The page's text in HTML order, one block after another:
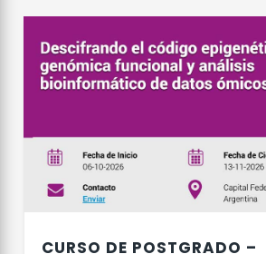
CURSO DE POSTGRADO –